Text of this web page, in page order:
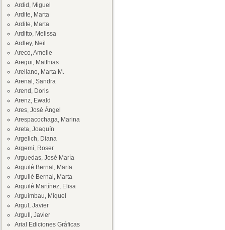
Ardid, Miguel
Ardite, Marta
Ardite, Marta
Arditto, Melissa
Ardley, Neil
Areco, Amelie
Aregui, Matthias
Arellano, Marta M.
Arenal, Sandra
Arend, Doris
Arenz, Ewald
Ares, José Ángel
Arespacochaga, Marina
Areta, Joaquín
Argelich, Diana
Argemí, Roser
Arguedas, José María
Arguilé Bernal, Marta
Arguilé Bernal, Marta
Arguilé Martínez, Elisa
Arguimbau, Miquel
Argul, Javier
Argull, Javier
Arial Ediciones Gráficas